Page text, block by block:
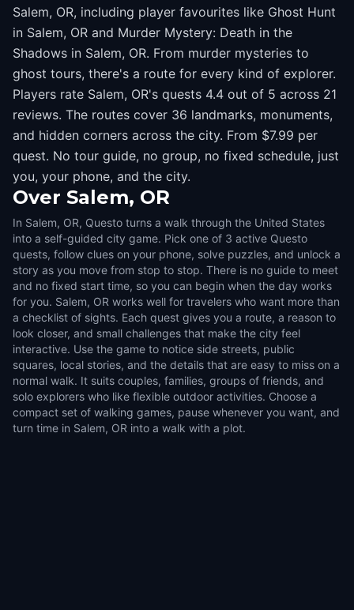
Salem, OR, including player favourites like Ghost Hunt
in Salem, OR and Murder Mystery: Death in the
Shadows in Salem, OR. From murder mysteries to
ghost tours, there's a route for every kind of explorer.
Players rate Salem, OR's quests 4.4 out of 5 across 21
reviews. The routes cover 36 landmarks, monuments,
and hidden corners across the city. From $7.99 per
quest. No tour guide, no group, no fixed schedule, just
you, your phone, and the city.
Over Salem, OR
In Salem, OR, Questo turns a walk through the United States
into a self-guided city game. Pick one of 3 active Questo
quests, follow clues on your phone, solve puzzles, and unlock a
story as you move from stop to stop. There is no guide to meet
and no fixed start time, so you can begin when the day works
for you. Salem, OR works well for travelers who want more than
a checklist of sights. Each quest gives you a route, a reason to
look closer, and small challenges that make the city feel
interactive. Use the game to notice side streets, public
squares, local stories, and the details that are easy to miss on a
normal walk. It suits couples, families, groups of friends, and
solo explorers who like flexible outdoor activities. Choose a
compact set of walking games, pause whenever you want, and
turn time in Salem, OR into a walk with a plot.